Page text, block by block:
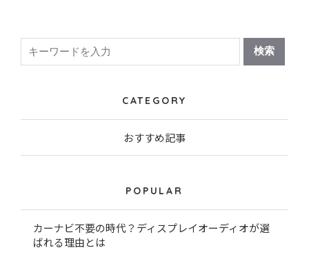
CATEGORY
おすすめ記事
POPULAR
カーナビ不要の時代？ディスプレイオーディオが選
ばれる理由とは